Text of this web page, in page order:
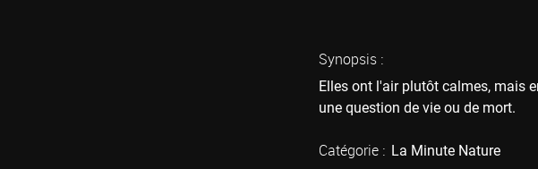
Synopsis :
Elles ont l'air plutôt calmes, mais
une question de vie ou de mort.
Catégorie : La Minute Nature